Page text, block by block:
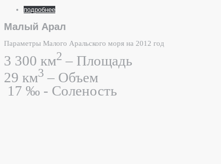
подробнее
Малый Арал
Параметры Малого Аральского моря на 2012 год
3 300 км2 – Площадь
29 км3 – Объем
17 ‰ - Соленость